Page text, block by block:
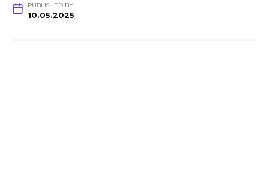
PUBLISHED BY
10.05.2025